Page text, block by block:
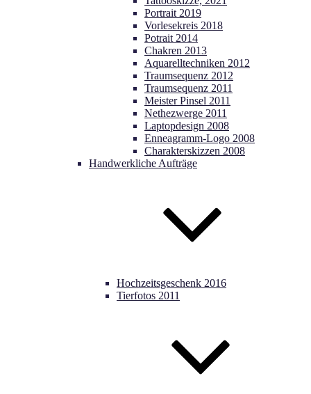
Portrait 2019
Vorlesekreis 2018
Potrait 2014
Chakren 2013
Aquarelltechniken 2012
Traumsequenz 2012
Traumsequenz 2011
Meister Pinsel 2011
Nethezwerge 2011
Laptopdesign 2008
Enneagramm-Logo 2008
Charakterskizzen 2008
Handwerkliche Aufträge
Hochzeitsgeschenk 2016
Tierfotos 2011